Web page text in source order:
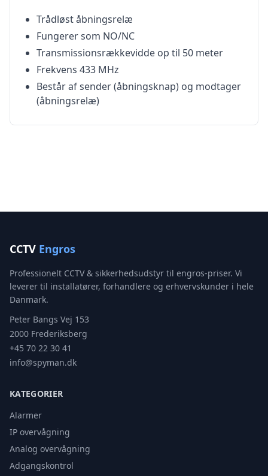
Trådløst åbningsrelæ
Fungerer som NO/NC
Transmissionsrækkevidde op til 50 meter
Frekvens 433 MHz
Består af sender (åbningsknap) og modtager
(åbningsrelæ)
CCTV Engros
Professionelt CCTV & sikkerhedsudstyr til engros-priser. Vi
leverer til installatører, forhandlere og erhvervskunder i hele
Danmark.
Peter Bangs Vej 153
2000 Frederiksberg
+45 70 22 30 41
info@spyman.dk
KATEGORIER
Alarmer
IP overvågning
Analog overvågning
Adgangskontrol